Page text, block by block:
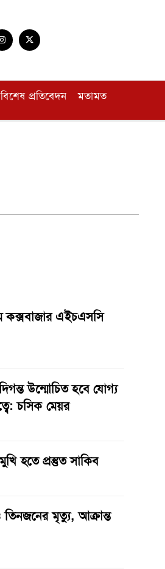
বিশেষ প্রতিবেদন মতামত
কক্সবাজার এইচএসসি
উন্মোচিত হবে যোগ্য
চসিক মেয়র
হতে প্রস্তুত সাকিব
মৃত্যু, আক্রান্ত